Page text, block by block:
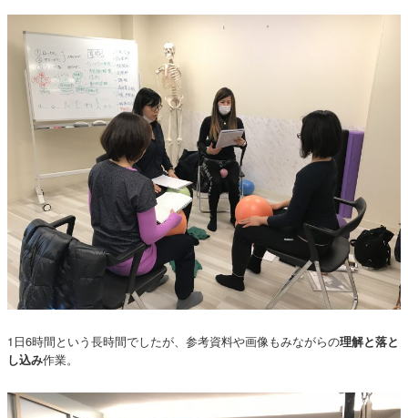
1日6時間という長時間でしたが、参考資料や画像もみながらの理解と落と
し込み作業。